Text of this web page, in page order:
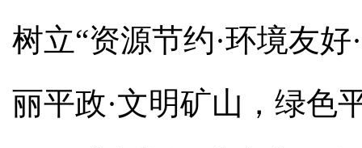
树立“资源节约·环境友好
丽平政·文明矿山，绿色